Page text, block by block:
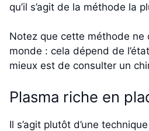
qu’il s’agit de la méthode la
Notez que cette méthode ne
monde : cela dépend de
mieux est de consulter un
Plasma riche en
Il s’agit plutôt d’une